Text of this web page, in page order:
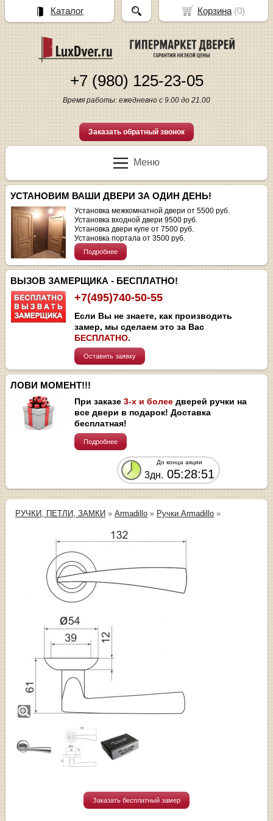
+7 (980) 125-23-05
Время работы: ежедневно с 9.00 до 21.00
Заказать обратный звонок
Меню
УСТАНОВИМ ВАШИ ДВЕРИ ЗА ОДИН ДЕНЬ!
Установка межкомнатной двери от 5500 руб.
Установка входной двери 9500 руб.
Установка двери купе от 7500 руб.
Установка портала от 3500 руб.
Подробнее
ВЫЗОВ ЗАМЕРЩИКА - БЕСПЛАТНО!
+7(495)740-50-55
Если Вы не знаете, как производить
замер, мы сделаем это за Вас
БЕСПЛАТНО.
Оставить заявку
ЛОВИ МОМЕНТ!!!
При заказе3-х и более дверей ручки на
все двери в подарок! Доставка
бесплатная!
Подробнее
До конца акции
3дн. 05:28:50
РУЧКИ, ПЕТЛИ, ЗАМКИ »Armadillo » Ручки Armadillo »
Заказать бесплатный замер
Корзина(0)
Каталог